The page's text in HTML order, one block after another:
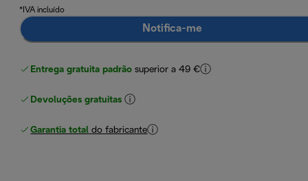
*IVA incluído
Notifica-me
Entrega gratuita padrão superior a 49 €
Devoluções gratuitas
Garantia total do fabricante